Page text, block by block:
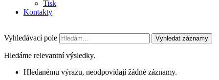
Tisk
Kontakty
Vyhledávací pole Vyhledat záznamy
Hledáme relevantní výsledky.
Hledanému výrazu, neodpovídají žádné záznamy.